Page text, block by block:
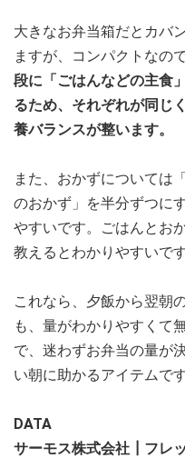
大きなお弁当箱だとカバ
ますが、コンパクトなの
段に「ごはんなどの主食
るため、それぞれが同じ
養バランスが整います。
また、おかずについては
のおかず」を半分ずつに
やすいです。ごはんとお
教えるとわかりやすいです
これなら、夕飯から翌朝
も、量がわかりやすくて
で、迷わずお弁当の量が
い朝に助かるアイテムです
DATA
サーモス株式会社┃フレ